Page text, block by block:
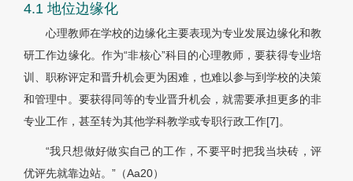
4.1 地位边缘化
心理教师在学校的边缘化主要表现为专业发展边缘化和教
研工作边缘化。作为“非核心”科目的心理教师，要获得专业培
训、职称评定和晋升机会更为困难，也难以参与到学校的决策
和管理中。要获得同等的专业晋升机会，就需要承担更多的非
专业工作，甚至转为其他学科教学或专职行政工作[7]。
“我只想做好做实自己的工作，不要平时把我当块砖，评
优评先就靠边站。”（Aa20）